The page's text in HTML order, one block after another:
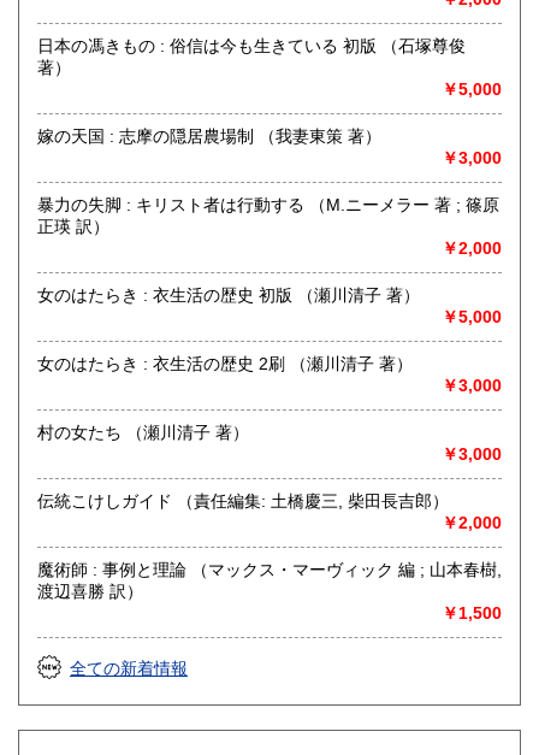
営業時間：-
定休日：-
出張買取、喜んで承ります。
メールを送信される方はお名前、ご連絡先をお忘れなく。
取り扱い分野
日本の馮きもの : 俗信は今も生きている 初版 （石塚尊俊
著）
￥5,000
嫁の天国 : 志摩の隠居農場制 （我妻東策 著）
￥3,000
暴力の失脚 : キリスト者は行動する （M.ニーメラー 著 ; 篠原
正瑛 訳）
￥2,000
女のはたらき : 衣生活の歴史 初版 （瀬川清子 著）
￥5,000
女のはたらき : 衣生活の歴史 2刷 （瀬川清子 著）
￥3,000
村の女たち （瀬川清子 著）
￥3,000
伝統こけしガイド （責任編集: 土橋慶三, 柴田長吉郎）
￥2,000
魔術師 : 事例と理論 （マックス・マーヴィック 編 ; 山本春樹,
渡辺喜勝 訳）
￥1,500
全ての新着情報